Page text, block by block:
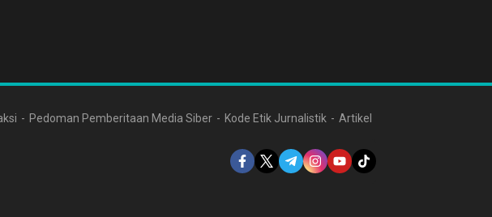
Pedoman Pemberitaan Media Siber Kode Etik Jurnalistik Artikel